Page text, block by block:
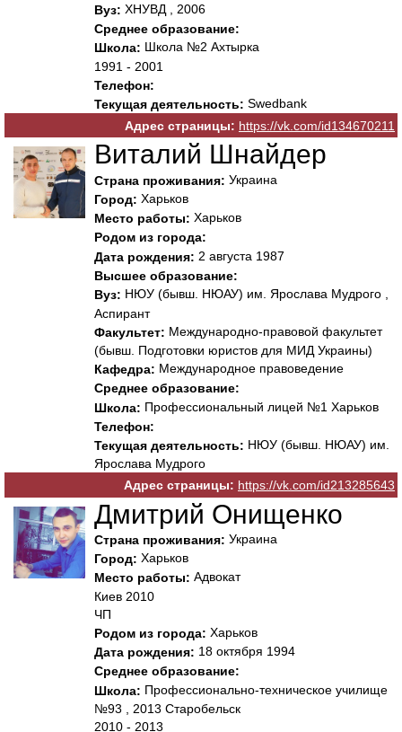
Вуз: ХНУВД , 2006
Среднее образование:
Школа: Школа №2 Ахтырка
1991 - 2001
Телефон:
Текущая деятельность: Swedbank
Адрес страницы: https://vk.com/id134670211
Виталий Шнайдер
Страна проживания: Украина
Город: Харьков
Место работы: Харьков
Родом из города:
Дата рождения: 2 августа 1987
Высшее образование:
Вуз: НЮУ (бывш. НЮАУ) им. Ярослава Мудрого ,
Аспирант
Факультет: Международно-правовой факультет
(бывш. Подготовки юристов для МИД Украины)
Кафедра: Международное правоведение
Среднее образование:
Школа: Профессиональный лицей №1 Харьков
Телефон:
Текущая деятельность: НЮУ (бывш. НЮАУ) им.
Ярослава Мудрого
Адрес страницы: https://vk.com/id213285643
Дмитрий Онищенко
Страна проживания: Украина
Город: Харьков
Место работы: Адвокат
Киев 2010
ЧП
Родом из города: Харьков
Дата рождения: 18 октября 1994
Среднее образование:
Школа: Профессионально-техническое училище
№93 , 2013 Старобельск
2010 - 2013